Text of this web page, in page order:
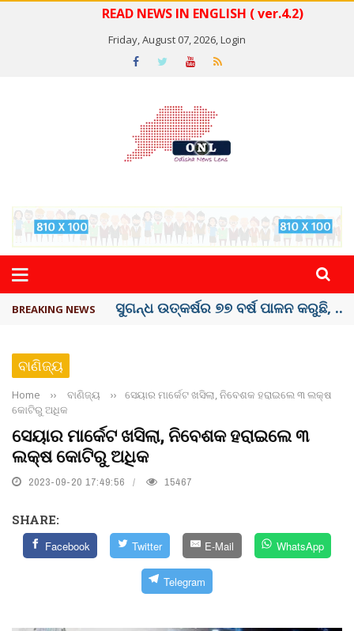
READ NEWS IN ENGLISH ( ver.4.2)
Friday, August 07, 2026,Login
BREAKING NEWS ୟୁପିଆଇ ଓ ଅନ୍ୟାନ୍ୟ ଡିଜିଟାଲ୍ ନେଣଦେଣ ...
ବାଣିଜ୍ୟ
Home ›› ବାଣିଜ୍ୟ ››
ସେୟାର ମାର୍କେଟ ଖସିଲା, ନିବେଶକ ହରାଇଲେ ୩ ଲକ୍ଷ
କୋଟିରୁ ଅଧିକ
ସେୟାର ମାର୍କେଟ ଖସିଲା, ନିବେଶକ ହରାଇଲେ ୩
ଲକ୍ଷ କୋଟିରୁ ଅଧିକ
2023-09-20 17:49:56 15467
SHARE:
Facebook Twitter E-Mail WhatsApp
Telegram